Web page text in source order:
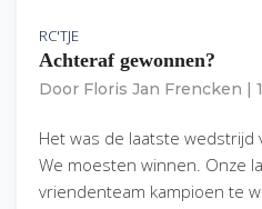
RC'TJE
Achteraf gewonnen?
Door Floris Jan Frencken
Het was de laatste wedstrijd
We moesten winnen. Onze
vriendenteam kampioen te